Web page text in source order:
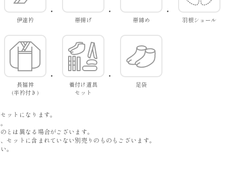
伊達衿 帯揚げ 帯締め 羽根ショール
長襦袢
(半衿付き)
着付け道具
セット
足袋
ットになります。
とは異なる場合がございます。
セットに含まれていない別売りのものもございます。
。